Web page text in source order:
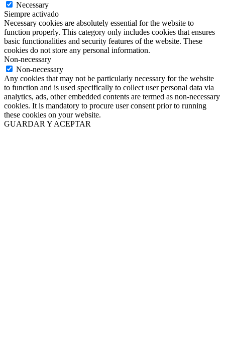
Necessary
Siempre activado
Necessary cookies are absolutely essential for the website to
function properly. This category only includes cookies that ensures
basic functionalities and security features of the website. These
cookies do not store any personal information.
Non-necessary
Non-necessary
Any cookies that may not be particularly necessary for the website
to function and is used specifically to collect user personal data via
analytics, ads, other embedded contents are termed as non-necessary
cookies. It is mandatory to procure user consent prior to running
these cookies on your website.
GUARDAR Y ACEPTAR